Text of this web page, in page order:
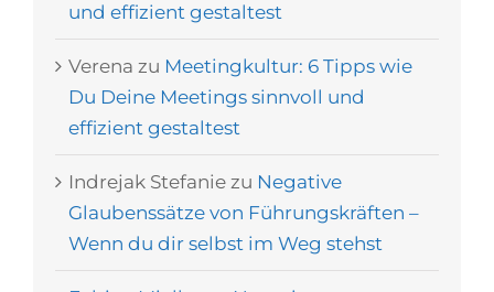
und effizient gestaltest
Verena zu Meetingkultur: 6 Tipps wie
Du Deine Meetings sinnvoll und
effizient gestaltest
Indrejak Stefanie zu Negative
Glaubenssätze von Führungskräften –
Wenn du dir selbst im Weg stehst